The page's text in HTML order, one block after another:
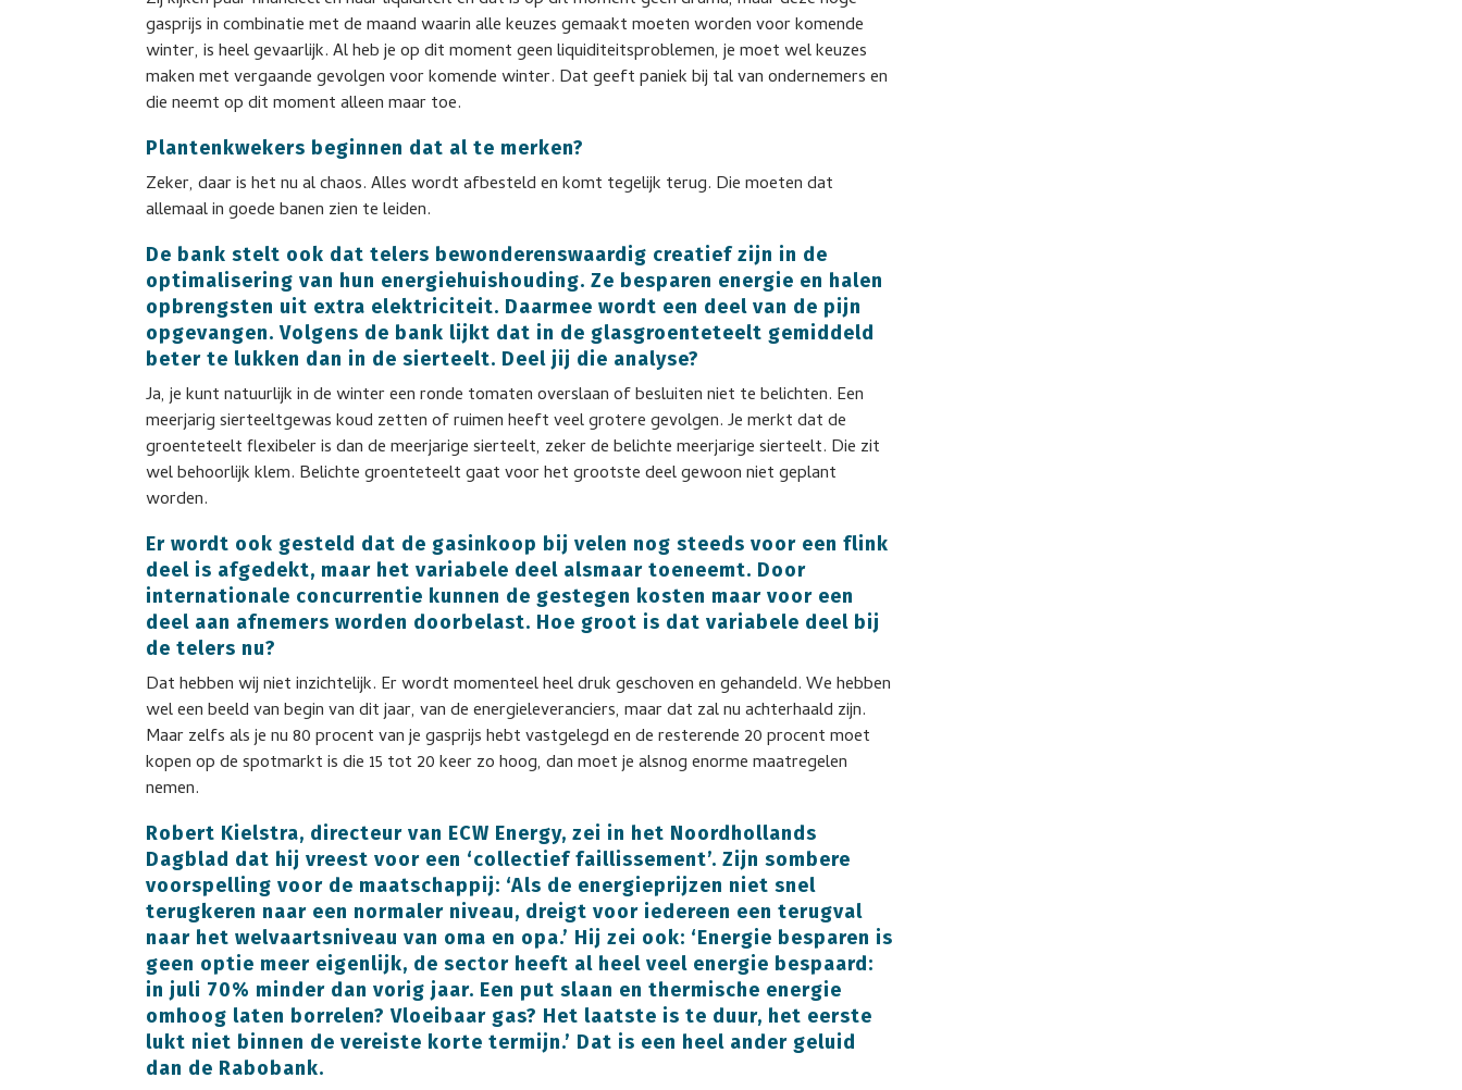
gasprijs in combinatie met de maand waarin alle keuzes gemaakt moeten worden voor komende
winter, is heel gevaarlijk. Al heb je op dit moment geen liquiditeitsproblemen, je moet wel keuzes
maken met vergaande gevolgen voor komende winter. Dat geeft paniek bij tal van ondernemers en
die neemt op dit moment alleen maar toe.
Plantenkwekers beginnen dat al te merken?
Zeker, daar is het nu al chaos. Alles wordt afbesteld en komt tegelijk terug. Die moeten dat
allemaal in goede banen zien te leiden.
De bank stelt ook dat telers bewonderenswaardig creatief zijn in de
optimalisering van hun energiehuishouding. Ze besparen energie en halen
opbrengsten uit extra elektriciteit. Daarmee wordt een deel van de pijn
opgevangen. Volgens de bank lijkt dat in de glasgroenteteelt gemiddeld
beter te lukken dan in de sierteelt. Deel jij die analyse?
Ja, je kunt natuurlijk in de winter een ronde tomaten overslaan of besluiten niet te belichten. Een
meerjarig sierteeltgewas koud zetten of ruimen heeft veel grotere gevolgen. Je merkt dat de
groenteteelt flexibeler is dan de meerjarige sierteelt, zeker de belichte meerjarige sierteelt. Die zit
wel behoorlijk klem. Belichte groenteteelt gaat voor het grootste deel gewoon niet geplant
worden.
Er wordt ook gesteld dat de gasinkoop bij velen nog steeds voor een flink
deel is afgedekt, maar het variabele deel alsmaar toeneemt. Door
internationale concurrentie kunnen de gestegen kosten maar voor een
deel aan afnemers worden doorbelast. Hoe groot is dat variabele deel bij
de telers nu?
Dat hebben wij niet inzichtelijk. Er wordt momenteel heel druk geschoven en gehandeld. We hebben
wel een beeld van begin van dit jaar, van de energieleveranciers, maar dat zal nu achterhaald zijn.
Maar zelfs als je nu 80 procent van je gasprijs hebt vastgelegd en de resterende 20 procent moet
kopen op de spotmarkt is die 15 tot 20 keer zo hoog, dan moet je alsnog enorme maatregelen
nemen.
Robert Kielstra, directeur van ECW Energy, zei in het Noordhollands
Dagblad dat hij vreest voor een ‘collectief faillissement’. Zijn sombere
voorspelling voor de maatschappij: ‘Als de energieprijzen niet snel
terugkeren naar een normaler niveau, dreigt voor iedereen een terugval
naar het welvaartsniveau van oma en opa.’ Hij zei ook: ‘Energie besparen is
geen optie meer eigenlijk, de sector heeft al heel veel energie bespaard:
in juli 70% minder dan vorig jaar. Een put slaan en thermische energie
omhoog laten borrelen? Vloeibaar gas? Het laatste is te duur, het eerste
lukt niet binnen de vereiste korte termijn.’ Dat is een heel ander geluid
dan de Rabobank.